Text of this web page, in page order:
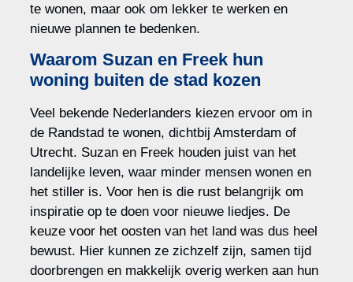
te wonen, maar ook om lekker te werken en
nieuwe plannen te bedenken.
Waarom Suzan en Freek hun
woning buiten de stad kozen
Veel bekende Nederlanders kiezen ervoor om in
de Randstad te wonen, dichtbij Amsterdam of
Utrecht. Suzan en Freek houden juist van het
landelijke leven, waar minder mensen wonen en
het stiller is. Voor hen is die rust belangrijk om
inspiratie op te doen voor nieuwe liedjes. De
keuze voor het oosten van het land was dus heel
bewust. Hier kunnen ze zichzelf zijn, samen tijd
doorbrengen en makkelijk overig werken aan hun